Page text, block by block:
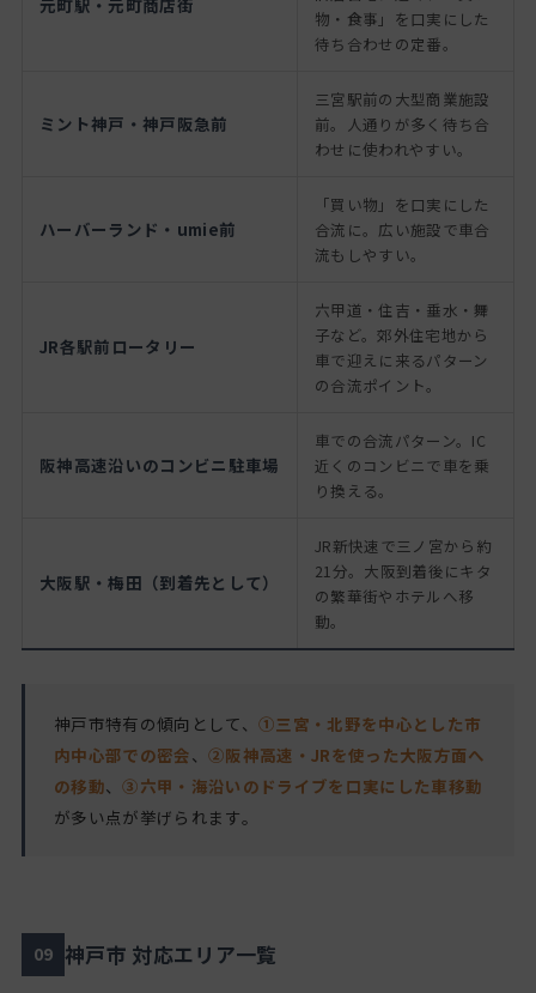
物・食事」を口実にした
待ち合わせの定番。
ミント神戸・神戸阪急前
三宮駅前の大型商業施設
前。人通りが多く待ち合
わせに使われやすい。
ハーバーランド・umie前
「買い物」を口実にした
合流に。広い施設で車合
流もしやすい。
JR各駅前ロータリー
六甲道・住吉・垂水・舞
子など。郊外住宅地から
車で迎えに来るパターン
の合流ポイント。
阪神高速沿いのコンビニ駐車場
車での合流パターン。IC
近くのコンビニで車を乗
り換える。
大阪駅・梅田（到着先として）
JR新快速で三ノ宮から約
21分。大阪到着後にキタ
の繁華街やホテルへ移
動。
神戸市特有の傾向として、 ①三宮・北野を中心とした市
内中心部での密会、 ②阪神高速・JRを使った大阪方面へ
の移動、③六甲・海沿いのドライブを口実にした車移動
が多い点が挙げられます。
09 神戸市 対応エリア一覧